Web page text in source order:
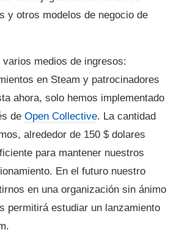
y otros modelos de negocio de
medios de ingresos:
en Steam y patrocinadores
ahora, solo hemos implementado
de Open Collective. La cantidad
alrededor de 150 $ dolares
para mantener nuestros
En el futuro nuestro
en una organización sin ánimo
permitirá estudiar un lanzamiento